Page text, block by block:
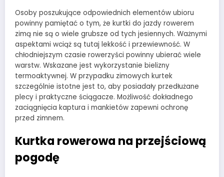
Osoby poszukujące odpowiednich elementów ubioru
powinny pamiętać o tym, że kurtki do jazdy rowerem
zimą nie są o wiele grubsze od tych jesiennych. Ważnymi
aspektami wciąż są tutaj lekkość i przewiewność. W
chłodniejszym czasie rowerzyści powinny ubierać wiele
warstw. Wskazane jest wykorzystanie bielizny
termoaktywnej. W przypadku zimowych kurtek
szczególnie istotne jest to, aby posiadały przedłużane
plecy i praktyczne ściągacze. Możliwość dokładnego
zaciągnięcia kaptura i mankietów zapewni ochronę
przed zimnem.
Kurtka rowerowa na przejściową
pogodę